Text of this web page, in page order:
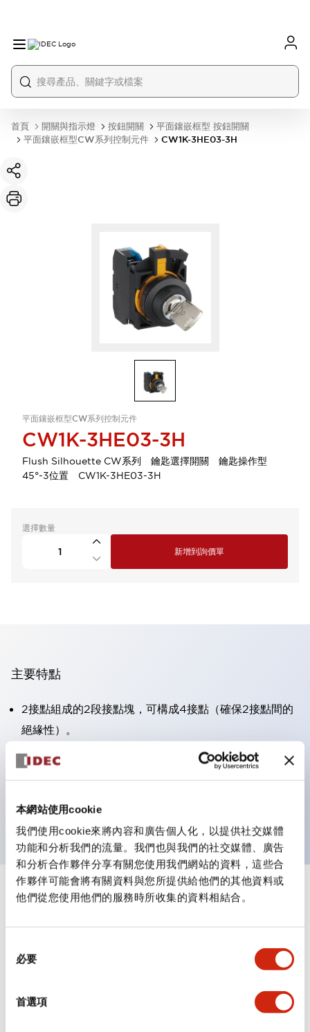
本網站使用cookie
我們使用cookie來將內容和廣告個人化，以提供社交媒體
功能和分析我們的流量。我們也與我們的社交媒體、廣告
和分析合作夥伴分享有關您使用我們網站的資料，這些合
作夥伴可能會將有關資料與您所提供給他們的其他資料或
他們從您使用他們的服務時所收集的資料相結合。
必要
首選項
首頁 開關與指示燈 按鈕開關
平面鑲嵌框型 按鈕開關
平面鑲嵌框型CW系列控制元件
CW1K-3HE03-3H
平面鑲嵌框型CW系列控制元件
CW1K-3HE03-3H
Flush Silhouette CW系列 鑰匙選擇開關 鑰匙操作型
45°-3位置 CW1K-3HE03-3H
選擇數量
新增到詢價單
主要特點
2接點組成的2段接點塊，可構成4接點（確保2接點間的
絕緣性）。
面板深度39.9mm（※11段接點塊）、59.9mm（※22段
接點塊）。可實現省空間設計。
防護結構
規格
審美規範
環境規範
功能規格